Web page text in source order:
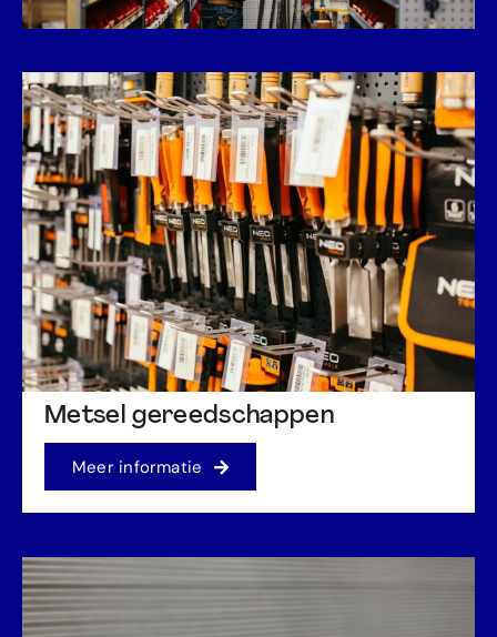
Metsel gereedschappen
Meer informatie